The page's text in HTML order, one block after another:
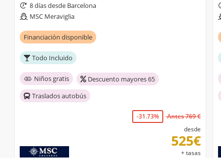
8 días desde Barcelona
MSC Meraviglia
Financiación disponible
Todo Incluido
Niños gratis
Descuento mayores 65
Traslados autobús
-31.73%
Antes 769 €
desde
525€
+ tasas